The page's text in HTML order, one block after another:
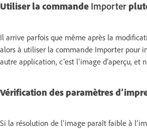
Utiliser la commande Importer
Il arrive parfois que même après la
alors à utiliser la commande Importer pour
autre application, c’est l’image d’aperçu,
Vérification des paramètres
Si la résolution de l’image paraît faible à